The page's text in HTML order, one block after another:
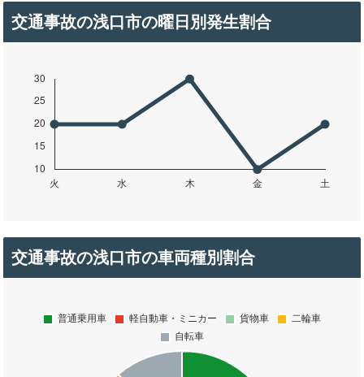
交通事故の浅口市の曜日別発生割合
交通事故の浅口市の車両種別割合